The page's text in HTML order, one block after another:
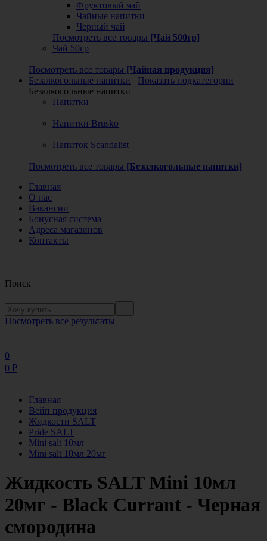
Фруктовый чай
Чайные напитки
Черный чай
Посмотреть все товары [Чай 500гр]
Чай 50гр
Посмотреть все товары [Чайная продукция]
Безалкогольные напитки
Показать подкатегории
Безалкогольные напитки
Напитки
Напитки Brusko
Напиток Scandalist
Посмотреть все товары [Безалкогольные напитки]
Главная
О нас
Вакансии
Бонусная система
Адреса магазинов
Контакты
Поиск
Посмотреть все результаты
0
0 ₽
Главная
Вейп продукция
Жидкости SALT
Pride SALT
Mini salt 10мл
Mini salt 10мл 20мг
Жидкость SALT Mini 10мл
20мг - Black Currant - Черная
смородина